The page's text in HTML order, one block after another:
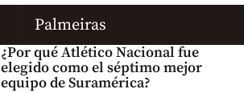
Palmeiras
¿Por qué Atlético Nacional fue
elegido como el séptimo mejor
equipo de Suramérica?